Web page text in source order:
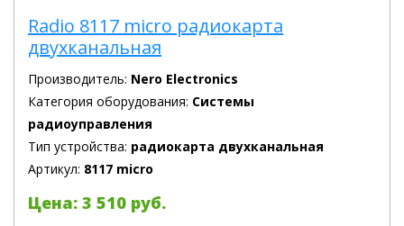
Radio 8117 micro радиокарта
двухканальная
Производитель: Nero Electronics
Категория оборудования: Системы
радиоуправления
Тип устройства: радиокарта двухканальная
Артикул: 8117 micro
Цена: 3 510 руб.